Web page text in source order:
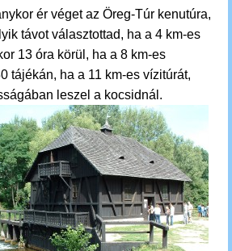
ér véget az Öreg-Túr kenutúra,
távot választottad, ha a 4 km-es
13 óra körül, ha a 8 km-es
tájékán, ha a 11 km-es vízitúrát,
leszel a kocsidnál.